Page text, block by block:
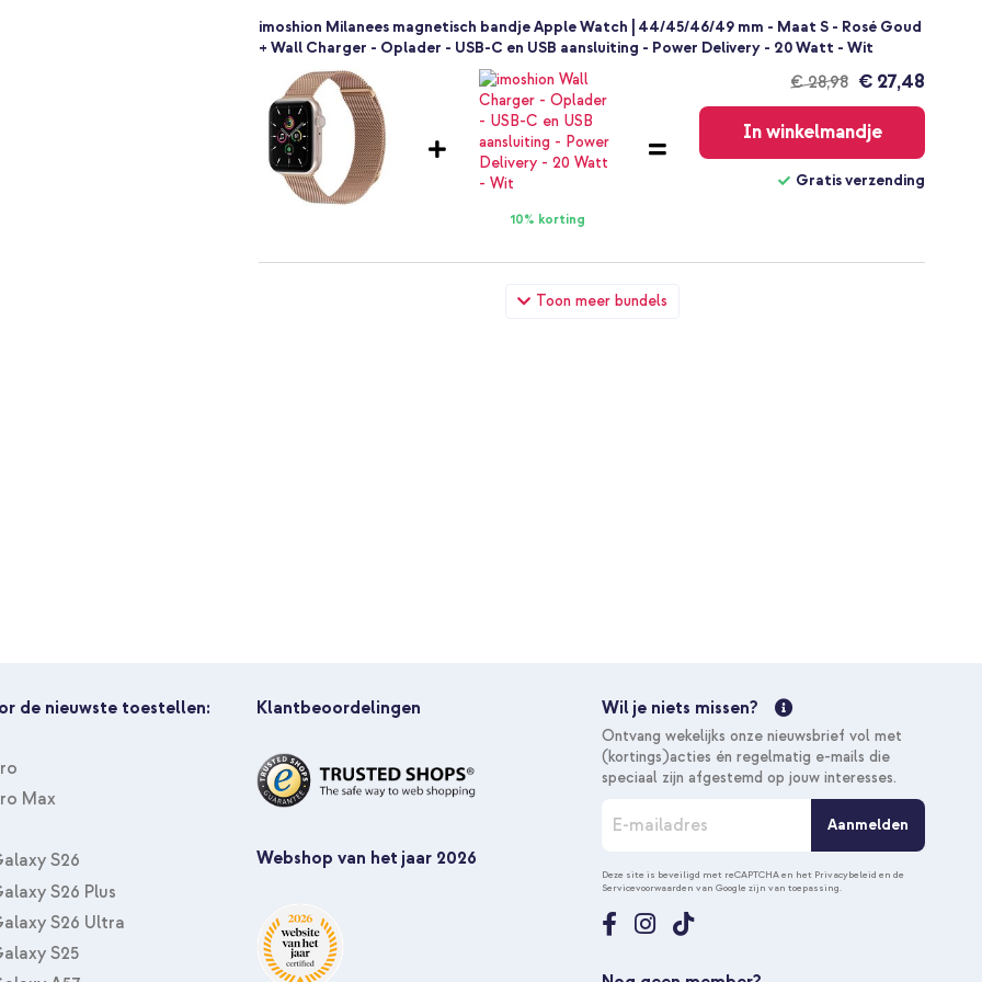
Toon meer bundels
imoshion Milanees magnetisch bandje Apple Watch | 44/45/46/49 mm - Maat S - Rosé Goud
+ Wall Charger - Oplader - USB-C en USB aansluiting - Power Delivery - 20 Watt - Wit
10% korting
€ 28,98
Gratis
verzending
€ 27,48
In winkelmandje
Gratis verzending
imoshion Milanees magnetisch bandje Apple Watch | 44/45/46/49 mm - Maat S - Rosé Goud
+ Full Cover Hardcase Apple Watch 4 / 5 / 6 / SE - 44 mm - Rosé Goud
de nieuwste toestellen:
Max
S26
S26 Plus
S26 Ultra
S25
Klantbeoordelingen
Webshop van het jaar 2026
Wil je niets missen?
Ontvang wekelijks onze nieuwsbrief vol met
(kortings)acties én regelmatig e-mails die
speciaal zijn afgestemd op jouw interesses.
n
n
e
e
u
Aanmelden
Deze site is beveiligd met reCAPTCHA en het Privacybeleid en de
Servicevoorwaarden van Google zijn van toepassing.